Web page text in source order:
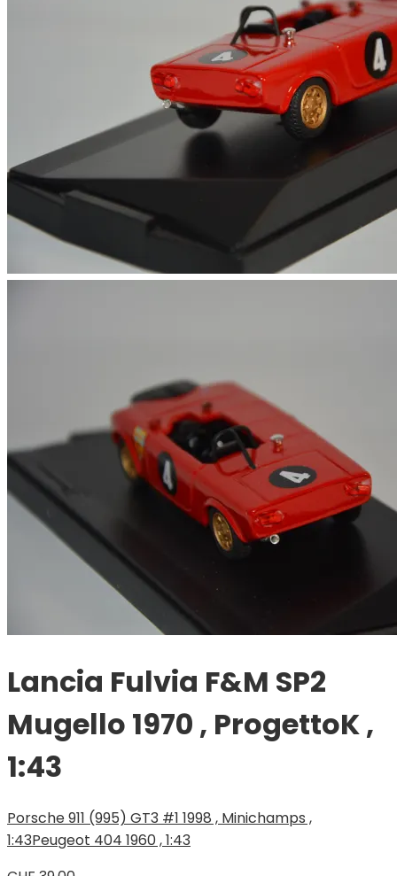
Lancia Fulvia F&M SP2
Mugello 1970 , ProgettoK ,
1:43
Porsche 911 (995) GT3 #1 1998 , Minichamps ,
1:43Peugeot 404 1960 , 1:43